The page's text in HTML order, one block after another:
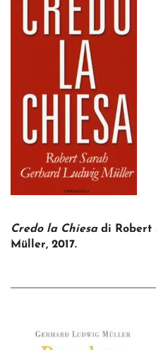
Credo la Chiesadi Robert
Müller, 2017.